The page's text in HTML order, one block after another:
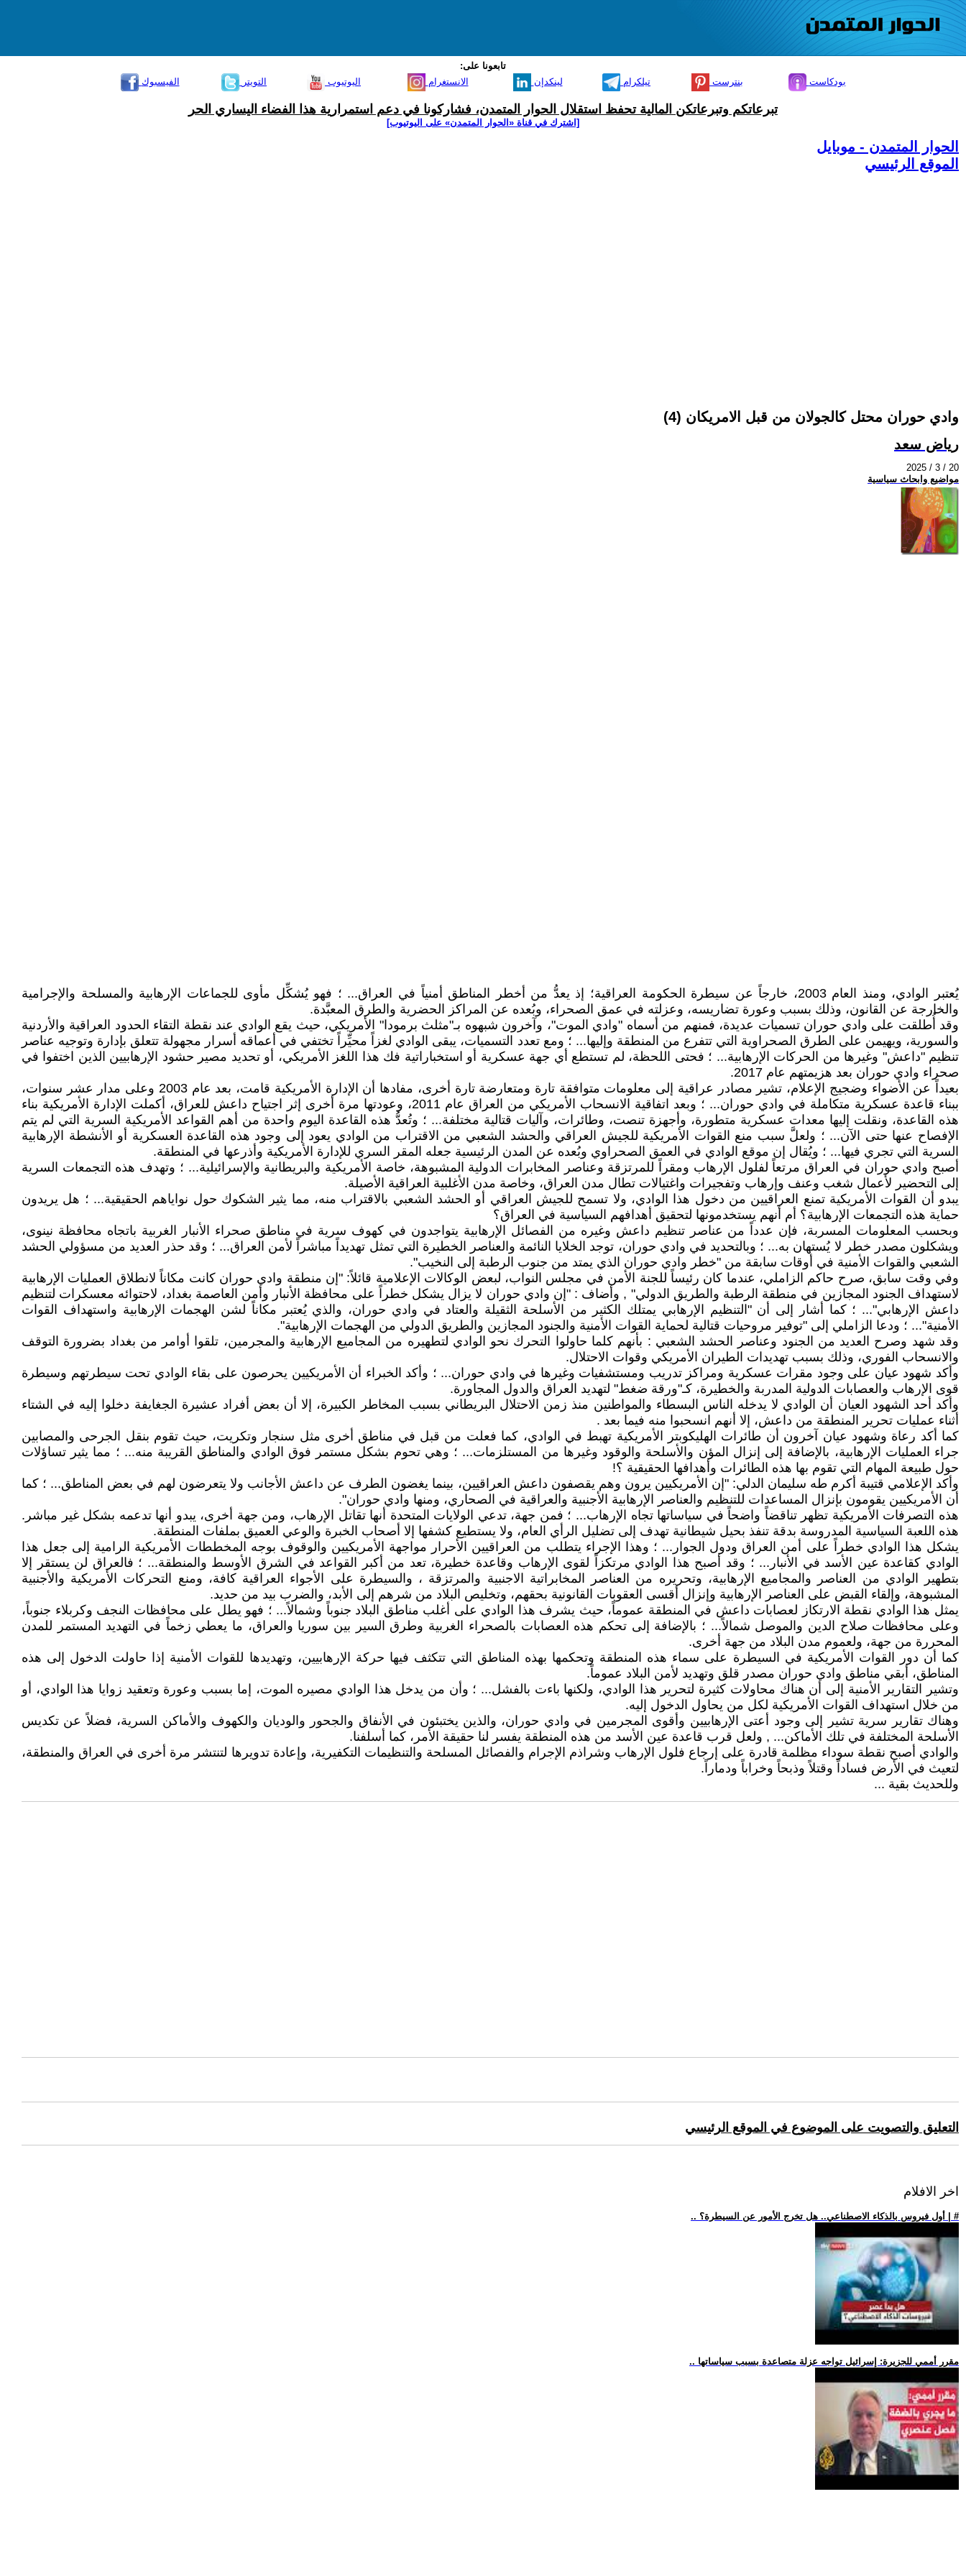
تابعونا على:
الفيسبوك
التويتر اليوتيوب الانستغرام لينكدإن تيلكرام بنترست بودكاست
تبرعاتكم وتبرعاتكن المالية تحفظ استقلال الحوار المتمدن، فشاركونا في دعم استمرارية هذا الفضاء اليساري الحر
[اشترك في قناة ‫«الحوار المتمدن» على اليوتيوب]
الحوار المتمدن - موبايل
الموقع الرئيسي
وادي حوران محتل كالجولان من قبل الامريكان (4)
رياض سعد
2025 / 3 / 20
مواضيع وابحاث سياسية
يُعتبر الوادي، ومنذ العام 2003، خارجاً عن سيطرة الحكومة العراقية؛ إذ يعدُّ من أخطر المناطق أمنياً في العراق... ؛ فهو يُشكِّل مأوى للجماعات الإرهابية والمسلحة والإجرامية
والخارجة عن القانون، وذلك بسبب وعورة تضاريسه، وعزلته في عمق الصحراء، وبُعده عن المراكز الحضرية والطرق المعبَّدة.
وقد أُطلقت على وادي حوران تسميات عديدة، فمنهم من أسماه "وادي الموت"، وآخرون شبهوه بـ"مثلث برمودا" الأمريكي، حيث يقع الوادي عند نقطة التقاء الحدود العراقية والأردنية
والسورية، ويهيمن على الطرق الصحراوية التي تتفرع من المنطقة وإليها... ؛ ومع تعدد التسميات، يبقى الوادي لغزاً محيِّراً تختفي في أعماقه أسرار مجهولة تتعلق بإدارة وتوجيه عناصر
تنظيم "داعش" وغيرها من الحركات الإرهابية... ؛ فحتى اللحظة، لم تستطع أي جهة عسكرية أو استخباراتية فك هذا اللغز الأمريكي، أو تحديد مصير حشود الإرهابيين الذين اختفوا في
صحراء وادي حوران بعد هزيمتهم عام 2017.
بعيداً عن الأضواء وضجيج الإعلام، تشير مصادر عراقية إلى معلومات متوافقة تارة ومتعارضة تارة أخرى، مفادها أن الإدارة الأمريكية قامت، بعد عام 2003 وعلى مدار عشر سنوات،
ببناء قاعدة عسكرية متكاملة في وادي حوران... ؛ وبعد اتفاقية الانسحاب الأمريكي من العراق عام 2011، وعودتها مرة أخرى إثر اجتياح داعش للعراق، أكملت الإدارة الأمريكية بناء
هذه القاعدة، ونقلت إليها معدات عسكرية متطورة، وأجهزة تنصت، وطائرات، وآليات قتالية مختلفة... ؛ وتُعدُّ هذه القاعدة اليوم واحدة من أهم القواعد الأمريكية السرية التي لم يتم
الإفصاح عنها حتى الآن... ؛ ولعلَّ سبب منع القوات الأمريكية للجيش العراقي والحشد الشعبي من الاقتراب من الوادي يعود إلى وجود هذه القاعدة العسكرية أو الأنشطة الإرهابية
السرية التي تجري فيها... ؛ ويُقال إن موقع الوادي في العمق الصحراوي وبُعده عن المدن الرئيسية جعله المقر السري للإدارة الأمريكية وأذرعها في المنطقة.
أصبح وادي حوران في العراق مرتعاً لفلول الإرهاب ومقراً للمرتزقة وعناصر المخابرات الدولية المشبوهة، خاصة الأمريكية والبريطانية والإسرائيلية... ؛ وتهدف هذه التجمعات السرية
إلى التحضير لأعمال شغب وعنف وإرهاب وتفجيرات واغتيالات تطال مدن العراق، وخاصة مدن الأغلبية العراقية الأصيلة.
يبدو أن القوات الأمريكية تمنع العراقيين من دخول هذا الوادي، ولا تسمح للجيش العراقي أو الحشد الشعبي بالاقتراب منه، مما يثير الشكوك حول نواياهم الحقيقية... ؛ هل يريدون
حماية هذه التجمعات الإرهابية؟ أم أنهم يستخدمونها لتحقيق أهدافهم السياسية في العراق؟
وبحسب المعلومات المسربة، فإن عدداً من عناصر تنظيم داعش وغيره من الفصائل الإرهابية يتواجدون في كهوف سرية في مناطق صحراء الأنبار الغربية باتجاه محافظة نينوى،
ويشكلون مصدر خطر لا يُستهان به... ؛ وبالتحديد في وادي حوران، توجد الخلايا النائمة والعناصر الخطيرة التي تمثل تهديداً مباشراً لأمن العراق... ؛ وقد حذر العديد من مسؤولي الحشد
الشعبي والقوات الأمنية في أوقات سابقة من "خطر وادي حوران الذي يمتد من جنوب الرطبة إلى النخيب".
وفي وقت سابق، صرح حاكم الزاملي، عندما كان رئيساً للجنة الأمن في مجلس النواب، لبعض الوكالات الإعلامية قائلاً: "إن منطقة وادي حوران كانت مكاناً لانطلاق العمليات الإرهابية
لاستهداف الجنود المجازين في منطقة الرطبة والطريق الدولي" , وأضاف : "إن وادي حوران لا يزال يشكل خطراً على محافظة الأنبار وأمن العاصمة بغداد، لاحتوائه معسكرات لتنظيم
داعش الإرهابي"... ؛ كما أشار إلى أن "التنظيم الإرهابي يمتلك الكثير من الأسلحة الثقيلة والعتاد في وادي حوران، والذي يُعتبر مكاناً لشن الهجمات الإرهابية واستهداف القوات
الأمنية"... ؛ ودعا الزاملي إلى "توفير مروحيات قتالية لحماية القوات الأمنية والجنود المجازين والطريق الدولي من الهجمات الإرهابية".
وقد شهد وصرح العديد من الجنود وعناصر الحشد الشعبي : بأنهم كلما حاولوا التحرك نحو الوادي لتطهيره من المجاميع الإرهابية والمجرمين، تلقوا أوامر من بغداد بضرورة التوقف
والانسحاب الفوري، وذلك بسبب تهديدات الطيران الأمريكي وقوات الاحتلال.
وأكد شهود عيان على وجود مقرات عسكرية ومراكز تدريب ومستشفيات وغيرها في وادي حوران... ؛ وأكد الخبراء أن الأمريكيين يحرصون على بقاء الوادي تحت سيطرتهم وسيطرة
قوى الإرهاب والعصابات الدولية المدربة والخطيرة، كـ"ورقة ضغط" لتهديد العراق والدول المجاورة.
وأكد أحد الشهود العيان أن الوادي لا يدخله الناس البسطاء والمواطنين منذ زمن الاحتلال البريطاني بسبب المخاطر الكبيرة، إلا أن بعض أفراد عشيرة الجغايفة دخلوا إليه في الشتاء
أثناء عمليات تحرير المنطقة من داعش، إلا أنهم انسحبوا منه فيما بعد .
كما أكد رعاة وشهود عيان آخرون أن طائرات الهليكوبتر الأمريكية تهبط في الوادي، كما فعلت من قبل في مناطق أخرى مثل سنجار وتكريت، حيث تقوم بنقل الجرحى والمصابين
جراء العمليات الإرهابية، بالإضافة إلى إنزال المؤن والأسلحة والوقود وغيرها من المستلزمات... ؛ وهي تحوم بشكل مستمر فوق الوادي والمناطق القريبة منه... ؛ مما يثير تساؤلات
حول طبيعة المهام التي تقوم بها هذه الطائرات وأهدافها الحقيقية ؟!
وأكد الإعلامي قتيبة أكرم طه سليمان الدلي: "إن الأمريكيين يرون وهم يقصفون داعش العراقيين، بينما يغضون الطرف عن داعش الأجانب ولا يتعرضون لهم في بعض المناطق... ؛ كما
أن الأمريكيين يقومون بإنزال المساعدات للتنظيم والعناصر الإرهابية الأجنبية والعراقية في الصحاري، ومنها وادي حوران".
هذه التصرفات الأمريكية تظهر تناقضاً واضحاً في سياساتها تجاه الإرهاب... ؛ فمن جهة، تدعي الولايات المتحدة أنها تقاتل الإرهاب، ومن جهة أخرى، يبدو أنها تدعمه بشكل غير مباشر.
هذه اللعبة السياسية المدروسة بدقة تنفذ بحيل شيطانية تهدف إلى تضليل الرأي العام، ولا يستطيع كشفها إلا أصحاب الخبرة والوعي العميق بملفات المنطقة.
يشكل هذا الوادي خطراً على أمن العراق ودول الجوار... ؛ وهذا الإجراء يتطلب من العراقيين الأحرار مواجهة الأمريكيين والوقوف بوجه المخططات الأمريكية الرامية إلى جعل هذا
الوادي كقاعدة عين الأسد في الأنبار... ؛ وقد أصبح هذا الوادي مرتكزاً لقوى الإرهاب وقاعدة خطيرة، تعد من أكبر القواعد في الشرق الأوسط والمنطقة... ؛ فالعراق لن يستقر إلا
بتطهير الوادي من العناصر والمجاميع الإرهابية، وتحريره من العناصر المخابراتية الاجنبية والمرتزقة ، والسيطرة على الأجواء العراقية كافة، ومنع التحركات الأمريكية والأجنبية
المشبوهة، وإلقاء القبض على العناصر الإرهابية وإنزال أقسى العقوبات القانونية بحقهم، وتخليص البلاد من شرهم إلى الأبد، والضرب بيد من حديد.
يمثل هذا الوادي نقطة الارتكاز لعصابات داعش في المنطقة عموماً، حيث يشرف هذا الوادي على أغلب مناطق البلاد جنوباً وشمالاً... ؛ فهو يطل على محافظات النجف وكربلاء جنوباً،
وعلى محافظات صلاح الدين والموصل شمالاً... ؛ بالإضافة إلى تحكم هذه العصابات بالصحراء الغربية وطرق السير بين سوريا والعراق، ما يعطي زخماً في التهديد المستمر للمدن
المحررة من جهة، ولعموم مدن البلاد من جهة أخرى.
كما أن دور القوات الأمريكية في السيطرة على سماء هذه المنطقة وتحكمها بهذه المناطق التي تتكثف فيها حركة الإرهابيين، وتهديدها للقوات الأمنية إذا حاولت الدخول إلى هذه
المناطق، أبقي مناطق وادي حوران مصدر قلق وتهديد لأمن البلاد عموماً.
وتشير التقارير الأمنية إلى أن هناك محاولات كثيرة لتحرير هذا الوادي، ولكنها باءت بالفشل... ؛ وأن من يدخل هذا الوادي مصيره الموت، إما بسبب وعورة وتعقيد زوايا هذا الوادي، أو
من خلال استهداف القوات الأمريكية لكل من يحاول الدخول إليه.
وهناك تقارير سرية تشير إلى وجود أعتى الإرهابيين وأقوى المجرمين في وادي حوران، والذين يختبئون في الأنفاق والجحور والوديان والكهوف والأماكن السرية، فضلاً عن تكديس
الأسلحة المختلفة في تلك الأماكن... , ولعل قرب قاعدة عين الأسد من هذه المنطقة يفسر لنا حقيقة الأمر، كما أسلفنا.
والوادي أصبح نقطة سوداء مظلمة قادرة على إرجاع فلول الإرهاب وشراذم الإجرام والفصائل المسلحة والتنظيمات التكفيرية، وإعادة تدويرها لتنتشر مرة أخرى في العراق والمنطقة،
لتعيث في الأرض فساداً وقتلاً وذبحاً وخراباً ودماراً.
وللحديث بقية ...
التعليق والتصويت على الموضوع في الموقع الرئيسي
اخر الافلام
.. أول فيروس بالذكاء الاصطناعي.. هل تخرج الأمور عن السيطرة؟ | #
.. مقرر أممي للجزيرة: إسرائيل تواجه عزلة متصاعدة بسبب سياساتها